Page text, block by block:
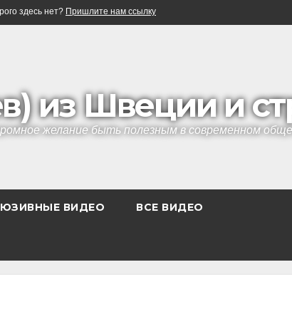
здесь нет? Пришлите нам ссылку
из Швеции и
желание быть полезным в современном
ВИДЕО ВСЕ ВИДЕО